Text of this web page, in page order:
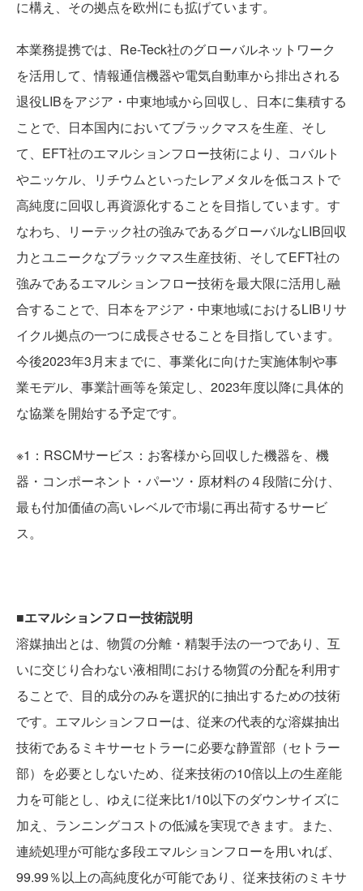
PRIVACY POLICY
CONTACT US
に構え、その拠点を欧州にも拡げています。
本業務提携では、Re-Teck社のグローバルネットワーク
を活用して、情報通信機器や電気自動車から排出される
退役LIBをアジア・中東地域から回収し、日本に集積する
ことで、日本国内においてブラックマスを生産、そし
て、EFT社のエマルションフロー技術により、コバルト
やニッケル、リチウムといったレアメタルを低コストで
高純度に回収し再資源化することを目指しています。す
なわち、リーテック社の強みであるグローバルなLIB回収
力とユニークなブラックマス生産技術、そしてEFT社の
強みであるエマルションフロー技術を最大限に活用し融
合することで、日本をアジア・中東地域におけるLIBリサ
イクル拠点の一つに成長させることを目指しています。
今後2023年3月末までに、事業化に向けた実施体制や事
業モデル、事業計画等を策定し、2023年度以降に具体的
な協業を開始する予定です。
※1：RSCMサービス：お客様から回収した機器を、機
器・コンポーネント・パーツ・原材料の４段階に分け、
最も付加価値の高いレベルで市場に再出荷するサービ
ス。
■エマルションフロー技術説明
溶媒抽出とは、物質の分離・精製手法の一つであり、互
いに交じり合わない液相間における物質の分配を利用す
ることで、目的成分のみを選択的に抽出するための技術
です。エマルションフローは、従来の代表的な溶媒抽出
技術であるミキサーセトラーに必要な静置部（セトラー
部）を必要としないため、従来技術の10倍以上の生産能
力を可能とし、ゆえに従来比1/10以下のダウンサイズに
加え、ランニングコストの低減を実現できます。また、
連続処理が可能な多段エマルションフローを用いれば、
99.99％以上の高純度化が可能であり、従来技術のミキサ